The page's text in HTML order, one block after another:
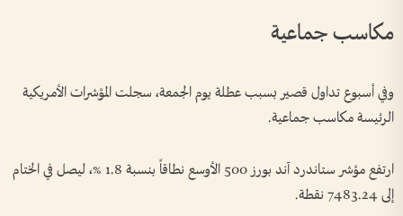
مكاسب جماعية
وفي أسبوع تداول قصير بسبب عطلة يوم الجمعة، سجلت المؤشرات الأمريكية
الرئيسة مكاسب جماعية.
ارتفع مؤشر ستاندرد آند بورز 500 الأوسع نطاقاً بنسبة 1.8 %، ليصل في الختام
إلى 7483.24 نقطة.